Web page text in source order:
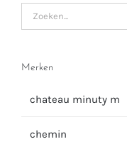
Merken
chateau minuty m
chemin